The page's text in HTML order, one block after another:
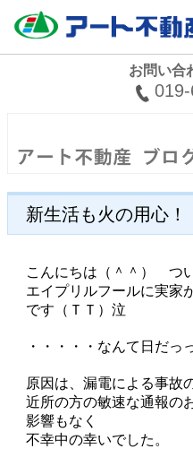
お問い合
新生活も火の用心！
こんにちは（＾＾） つ
エイプリルフールに実家
です（ＴＴ）泣
・・・・・なんて日だっ
原因は、漏電による事故
近所の方の敏速な通報の
影響もなく
不幸中の幸いでした。